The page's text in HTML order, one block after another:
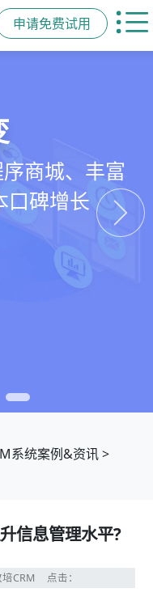
申请免费试用
流、转化、
生命周期增长
单、试听转
生团队
务流程、智
学员长期价值
商城、丰富
口碑增长
系统案例&资讯>
信息管理水平?
培CRM 点击：